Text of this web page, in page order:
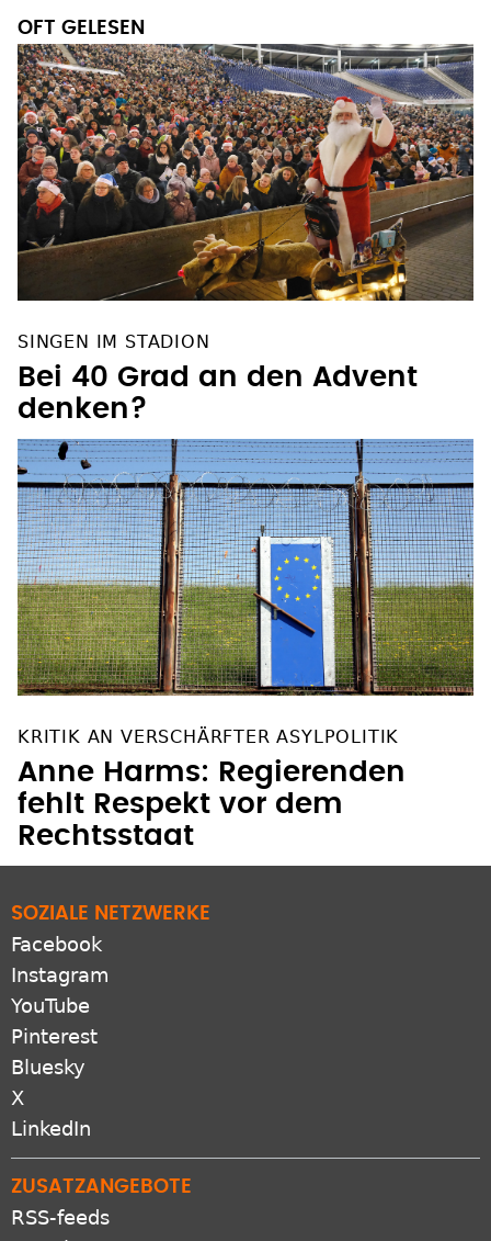
OFT GELESEN
SINGEN IM STADION
Bei 40 Grad an den Advent
denken?
KRITIK AN VERSCHÄRFTER ASYLPOLITIK
Anne Harms: Regierenden
fehlt Respekt vor dem
Rechtsstaat
SOZIALE NETZWERKE
Facebook
Instagram
YouTube
Pinterest
Bluesky
X
LinkedIn
ZUSATZANGEBOTE
RSS-feeds